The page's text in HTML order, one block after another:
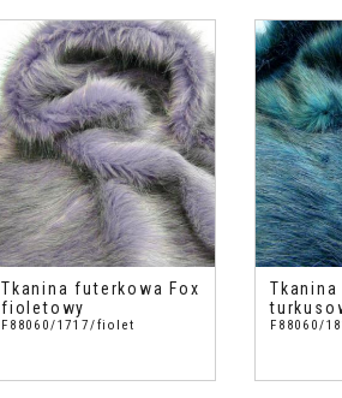
Tkanina futerkowa Fox
fioletowy
F88060/1717/fiolet F88060/